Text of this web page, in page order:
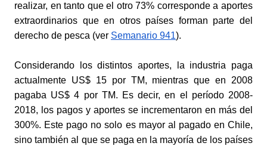
realizar, en tanto que el otro 73% corresponde a aportes
extraordinarios que en otros países forman parte del
derecho de pesca (ver Semanario 941).
Considerando los distintos aportes, la industria paga
actualmente US$ 15 por TM, mientras que en 2008
pagaba US$ 4 por TM. Es decir, en el período 2008-
2018, los pagos y aportes se incrementaron en más del
300%. Este pago no solo es mayor al pagado en Chile,
sino también al que se paga en la mayoría de los países